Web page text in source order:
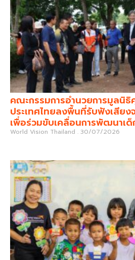
คณะกรรมการอำนวยการมูลนิ
ประเทศไทยลงพื้นที่รับฟังเสียง
เพื่อร่วมขับเคลื่อนการพัฒนาเ
World Vision Thailand 30/07/2026